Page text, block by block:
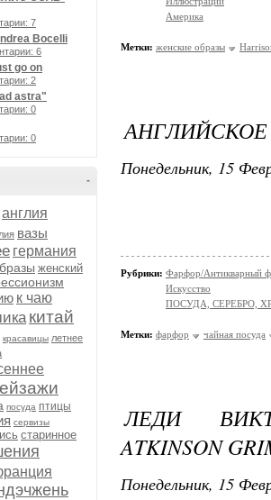
7
Bocelli
6
go on
2
astra"
0
0
-
англия
вазы
германия
женский
к чаю
китай
красавицы летнее
посуда птицы
сервизы
старинное
Америка
Метки: женские образы
Понедельник, 15
Рубрики: Фарфор/Антикварный
Искусство
ПОСУДА, СЕРЕБРО,
Метки: фарфор чайная посуда
ЛЕДИ
ATKINSON
Понедельник, 15